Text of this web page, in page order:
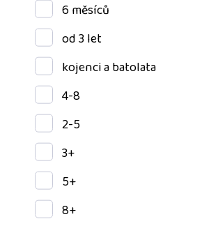
6 měsíců
od 3 let
kojenci a batolata
4-8
2-5
3+
5+
8+